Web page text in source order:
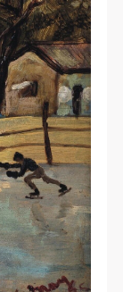
人民共和国
行 《中华
试行）>的
使用方（乙
甲乙双方就
协议：
愿将自己的
规定的用
具有标志
人民共和国
行 《中华
试行）>的
使用方（乙
甲乙双方就
协议：
愿将自己的
规定的用
具有标志
人民共和国
行 《中华
试行）>的
使用方（乙
甲乙双方就
协议：
愿将自己的
规定的用
具有标志